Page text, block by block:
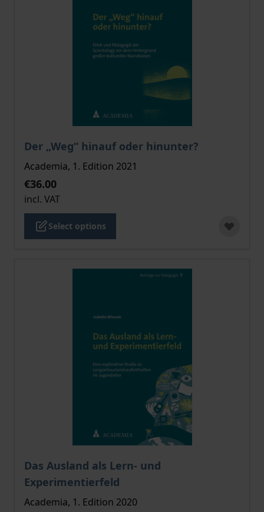
Der „Weg“ hinauf oder hinunter?
The price depends on the options chosen on the
Academia, 1. Edition 2021
€36.00
incl. VAT
Select options
Das Ausland als Lern- und
Experimentierfeld
The price depends on the options chosen on the
Academia, 1. Edition 2020